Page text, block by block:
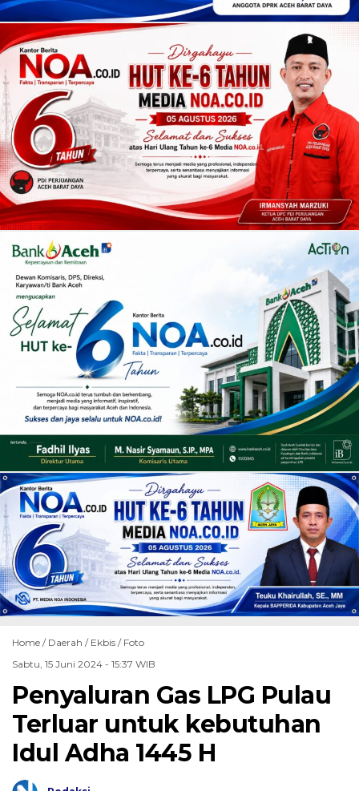
Home / Daerah / Ekbis / Foto
Sabtu, 15 Juni 2024 - 15:37 WIB
Penyaluran Gas LPG Pulau
Terluar untuk kebutuhan
Idul Adha 1445 H